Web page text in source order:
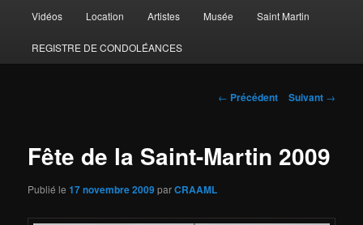
Vidéos Location Artistes Musée Saint Martin
REGISTRE DE CONDOLÉANCES
Navigation
← Précédent Suivant →
Fête de la Saint-Martin 2009
Publié le17 novembre 2009parCRAAML